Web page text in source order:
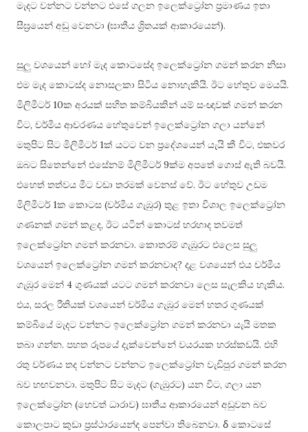
මැදට වන්නට වන්නට එසේ ගලන ඉලෙක්ට්‍රෝන ප්‍රමාණය ඉතා
සීඝ්‍රයෙන් අඩු වෙනවා (ඝාතීය ශ්‍රිතයක් ආකාරයෙන්).
සුලු වශයෙන් හෝ මැද කොටසේද ඉලෙක්ට්‍රෝන ගමන් කරන නිසා
එම මැද කොටස්ද නොසලකා සිටිය නොහැකියි. ඊට හේතුව මෙයයි.
මිලිමීටර් 10ක අරයක් සහිත කම්බියකින් යම් සංඥාවක් ගමන් කරන
විට, චර්මීය ආචරණය හේතුවෙන් ඉලෙක්ට්‍රෝන ගලා යන්නේ
මතුපිට සිට මිලිමීටර් 1ක් යටට වන ප්‍රදේශයෙන් යැයි කී විට, එකවර
ඔබට සිතෙන්නේ එසේනම් මිලිමීටර් 9ක්ම අපතේ ගොස් ඇති බවයි.
එහෙත් තත්වය මීට වඩා තරමක් වෙනස් වේ. ඊට හේතුව උඩම
මිලිමීටර් 1ක කොටස (චර්මීය ගැඹුර) තුළ ඉතා විශාල ඉලෙක්ට්‍රෝන
ගණනක් ගමන් කළද, ඊට යටින් කොටස් හරහාද තවමත්
ඉලෙක්ට්‍රෝන ගමන් කරනවා. කොතරම් ගැඹුරට එලෙස සුලු
වශයෙන් ඉලෙක්ට්‍රෝන ගමන් කරනවාද? දළ වශයෙන් එය චර්මීය
ගැඹුර මෙන් 4 ගුණයක් යටට ගමන් කරනවා ලෙස සැලකිය හැකිය.
එය, සරල රීතියක් වශයෙන් චර්මීය ගැඹුර මෙන් හතර ගුණයක්
කම්බියේ මැදට වන්නට ඉලෙක්ට්‍රෝන ගමන් කරනවා යැයි මතක
තබා ගන්න. පහත රූපයේ දැක්වෙන්නේ වයරයක හරස්කඩයි. එහි
රතු වර්ණය තද වන්නට වන්නට ඉලෙක්ට්‍රෝන වැඩිපුර ගමන් කරන
බව හඟවනවා. මතුපිට සිට මැදට (ගැඹුරට) යන විට, ගලා යන
ඉලෙක්ට්‍රෝන (හෙවත් ධාරාව) ඝාතීය ආකාරයෙන් අඩුවන බව
කොලපාට කුඩා ප්‍රස්ථාරයෙන්ද පෙන්වා තිබෙනවා. δ කොටසේ